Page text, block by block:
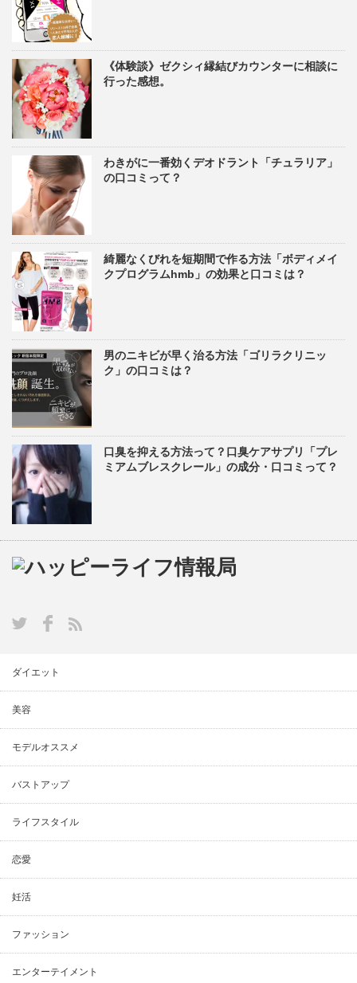
《体験談》ゼクシィ縁結びカウンターに相談に
行った感想。
わきがに一番効くデオドラント「チュラリア」
の口コミって？
綺麗なくびれを短期間で作る方法「ボディメイ
クプログラムhmb」の効果と口コミは？
男のニキビが早く治る方法「ゴリラクリニッ
ク」の口コミは？
口臭を抑える方法って？口臭ケアサプリ「プレ
ミアムブレスクレール」の成分・口コミって？
ダイエット
美容
モデルオススメ
バストアップ
ライフスタイル
恋愛
妊活
ファッション
エンターテイメント